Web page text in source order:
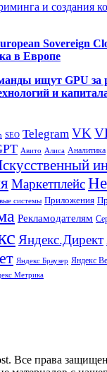
и создания
Sovereign
в Европе
ищут GPU за
и
SEO Telegram VK
Авито Алиса Аналитика
Маркетплейс
системы Приложения
Рекламодателям
Яндекс.Директ
Яндекс Браузер Яндекс
Метрика
Все права